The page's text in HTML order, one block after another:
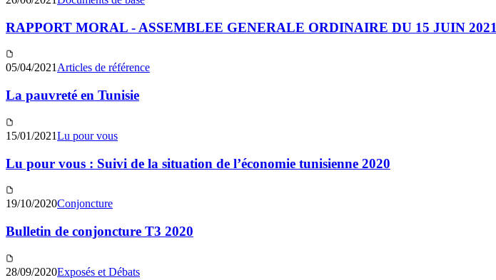
RAPPORT MORAL - ASSEMBLEE GENERALE ORDINAIRE DU 15 JUIN 2021
05/04/2021 Articles de référence
La pauvreté en Tunisie
15/01/2021Lu pour vous
Lu pour vous : Suivi de la situation de l’économie tunisienne 2020
19/10/2020Conjoncture
Bulletin de conjoncture T3 2020
28/09/2020Exposés et Débats